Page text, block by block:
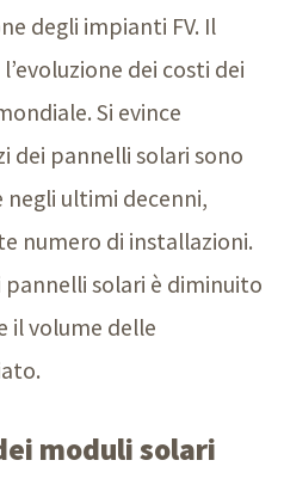
degli impianti FV. Il
dei costi dei
Si evince
dei pannelli solari sono
ultimi decenni,
numero di installazioni.
solari è diminuito
il volume delle
moduli solari